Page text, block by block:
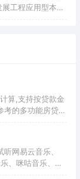
设单位。截至
工程应用型本科
1963年因国家经
算,支持按贷款金
的多功能房贷计
网易云音乐、
、咪咕音乐、荔